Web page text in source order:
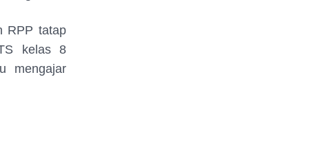
RPP tatap
kelas 8
mengajar